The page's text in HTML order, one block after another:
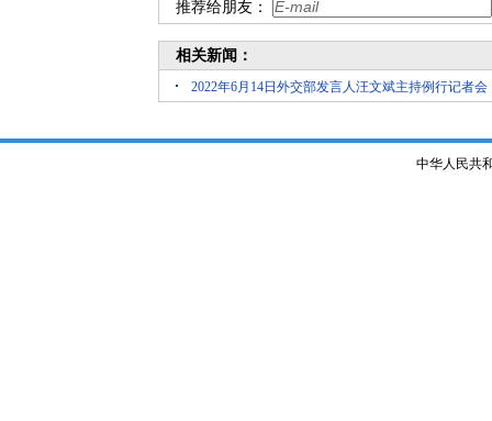
推荐给朋友：
相关新闻：
2022年6月14日外交部发言人汪文斌主持例行记者会
中华人民共